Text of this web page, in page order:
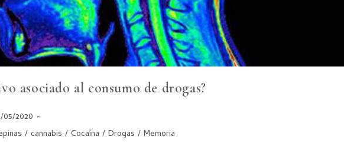
asociado al consumo de drogas?
05/2020
/ cannabis / Cocaína / Drogas / Memoria